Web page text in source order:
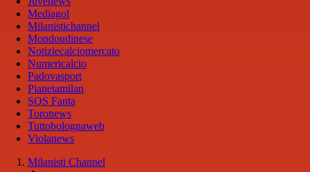
Mediagol
Milanistichannel
Mondoudinese
Notiziecalciomercato
Numericalcio
Padovasport
Pianetamilan
SOS Fanta
Toronews
Tuttobolognaweb
Violanews
Milanisti Channel